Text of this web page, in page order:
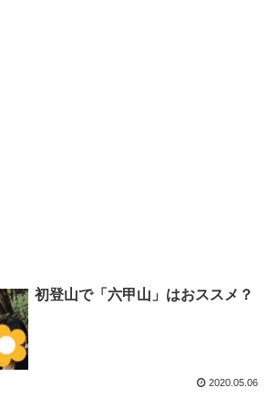
初登山で「六甲山」はおススメ？
2020.05.06